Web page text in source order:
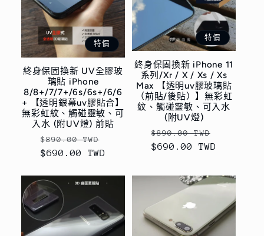
特價
終身保固換新 UV全膠玻
璃貼 iPhone
8/8+/7/7+/6s/6s+/6/6
+ 【透明銀幕uv膠貼合】
無彩虹紋、觸碰靈敏、可
入水 (附UV燈) 前貼
定
價
$890.00 TWD
$690.00 TWD
特價
終身保固換新 iPhone 11
系列/Xr / X / Xs / Xs
Max 【透明uv膠玻璃貼
（前貼/後貼）】無彩虹
紋、觸碰靈敏、可入水
(附UV燈)
定
價
$890.00 TWD
$690.00 TWD